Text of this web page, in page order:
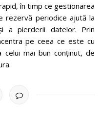
în timp ce gestionarea
rezervă periodice ajută la
a pierderii datelor. Prin
pe ceea ce este cu
mai bun conținut, de